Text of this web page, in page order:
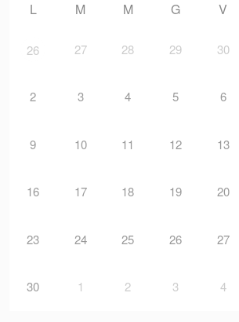
L M M G V
26 27 28 29 30
2 3 4 5 6
9 10 11 12 13
16 17 18 19 20
23 24 25 26 27
30 1 2 3 4